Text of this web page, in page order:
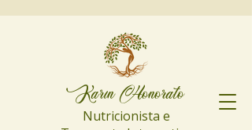
Karin Honorato
Nutricionista e